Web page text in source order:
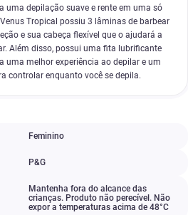
uma depilação suave e rente em uma só
Tropical possiu 3 lâminas de barbear
e sua cabeça flexível que o ajudará a
Além disso, possui uma fita lubrificante
uma melhor experiência ao depilar e um
controlar enquanto você se depila.
Feminino
P&G
Mantenha fora do alcance das
crianças. Produto não perecível. Não
expor a temperaturas acima de 48°C